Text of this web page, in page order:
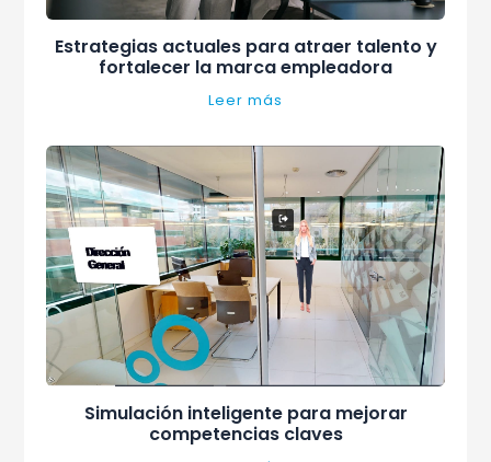
Estrategias actuales para atraer talento y
fortalecer la marca empleadora
Leer más
Simulación inteligente para mejorar
competencias claves